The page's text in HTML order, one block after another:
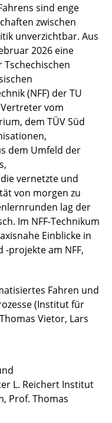
sind enge
zwischen
unverzichtbar. Aus
2026 eine
(NFF) der TU
vom
dem TÜV Süd
dem Umfeld der
vernetzte und
von morgen zu
lag der
Im NFF-Technikum
Einblicke in
projekte am NFF,
Fahren und
(Institut für
Vietor, Lars
L. Reichert Institut
Prof. Thomas